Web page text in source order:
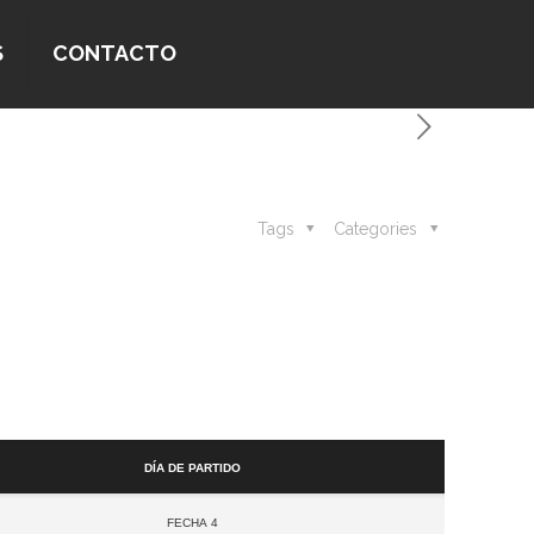
CONTACTO
Categories
Tags
Día de partido
Fecha 4